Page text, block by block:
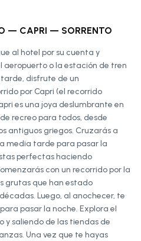
— CAPRI — SORRENTO
al hotel por su cuenta y
aeropuerto o la estación de tren
tarde, disfrute de un
por Capri (el recorrido
es una joya deslumbrante en
recreo para todos, desde
antiguos griegos. Cruzarás a
media tarde para pasar la
perfectas haciendo
con un recorrido por la
grutas que han estado
Luego, al anochecer, te
pasar la noche. Explora el
saliendo de las tiendas de
Una vez que te hayas